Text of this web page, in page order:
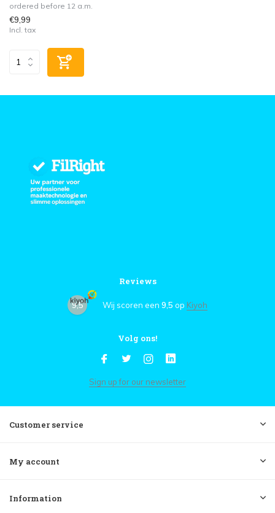
ordered before 12 a.m.
€9,99
Incl. tax
Reviews
9,5 Wij scoren een 9,5 op Kiyoh
Volg ons!
Sign up for our newsletter
Customer service
My account
Information